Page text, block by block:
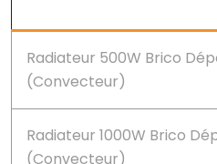
Radiateur 500W Brico
(Convecteur)
Radiateur 1000W Brico
(Convecteur)